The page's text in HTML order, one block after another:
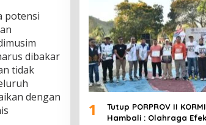
potensi
dibakar
tidak
dengan
1
Tutup PORPROV II
Hambali : Olahraga